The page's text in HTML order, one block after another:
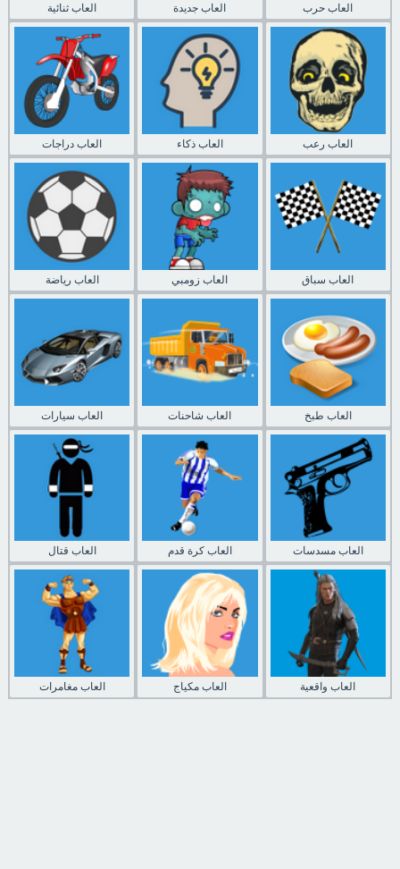
العاب ثنائية العاب جديدة العاب حرب
العاب دراجات العاب ذكاء العاب رعب
العاب رياضة العاب زومبي العاب سباق
العاب سيارات العاب شاحنات العاب طبخ
العاب قتال العاب كرة قدم العاب مسدسات
العاب مغامرات العاب مكياج العاب واقعية